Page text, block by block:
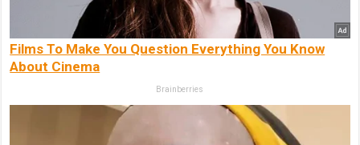
Films To Make You Question Everything You Know
About Cinema
Brainberries